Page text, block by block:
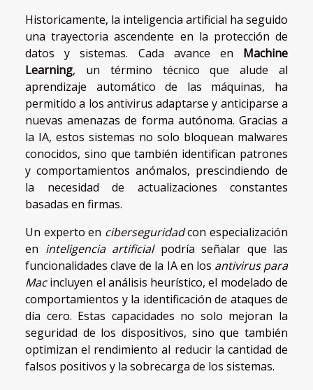
Historicamente, la inteligencia artificial ha seguido
una trayectoria ascendente en la protección de
datos y sistemas. Cada avance en Machine
Learning, un término técnico que alude al
aprendizaje automático de las máquinas, ha
permitido a los antivirus adaptarse y anticiparse a
nuevas amenazas de forma autónoma. Gracias a
la IA, estos sistemas no solo bloquean malwares
conocidos, sino que también identifican patrones
y comportamientos anómalos, prescindiendo de
la necesidad de actualizaciones constantes
basadas en firmas.
Un experto en ciberseguridadcon especialización
en inteligencia artificialpodría señalar que las
funcionalidades clave de la IA en los antivirus para
Macincluyen el análisis heurístico, el modelado de
comportamientos y la identificación de ataques de
día cero. Estas capacidades no solo mejoran la
seguridad de los dispositivos, sino que también
optimizan el rendimiento al reducir la cantidad de
falsos positivos y la sobrecarga de los sistemas.